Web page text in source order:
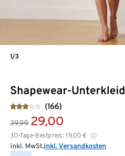
Shapewear-Unterkleid
(166)
39,99 29,00
30-Tage-Bestpreis: 19,00 €
inkl. MwSt.inkl. Versandkosten
1/3